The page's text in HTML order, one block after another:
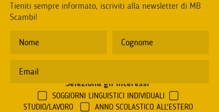
Tieniti sempre informato, iscriviti alla newsletter di MB
Scambi!
Seleziona gli interessi
SOGGIORNI LINGUISTICI INDIVIDUALI
STUDIO/LAVORO
ANNO SCOLASTICO ALL'ESTERO